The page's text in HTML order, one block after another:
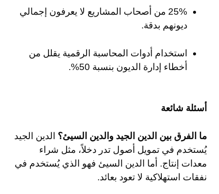
25% من أصحاب المشاريع لا يعرفون إجمالي
ديونهم بدقة.
استخدام أدوات المحاسبة الرقمية يقلل من
أخطاء إدارة الديون بنسبة 50%.
أسئلة شائعة
ما الفرق بين الدين الجيد والدين السيئ؟ الدين الجيد
يُستخدم في تمويل أصول تدر دخلاً، مثل شراء
معدات إنتاج. أما الدين السيئ فهو الذي يُستخدم في
نفقات استهلاكية لا تعود بعائد.